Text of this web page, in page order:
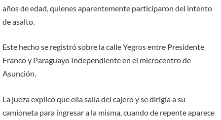
años de edad, quienes aparentemente participaron del intento
de asalto.
Este hecho se registró sobre la calle Yegros entre Presidente
Franco y Paraguayo Independiente en el microcentro de
Asunción.
La jueza explicó que ella salía del cajero y se dirigía a su
camioneta para ingresar a la misma, cuando de repente aparece